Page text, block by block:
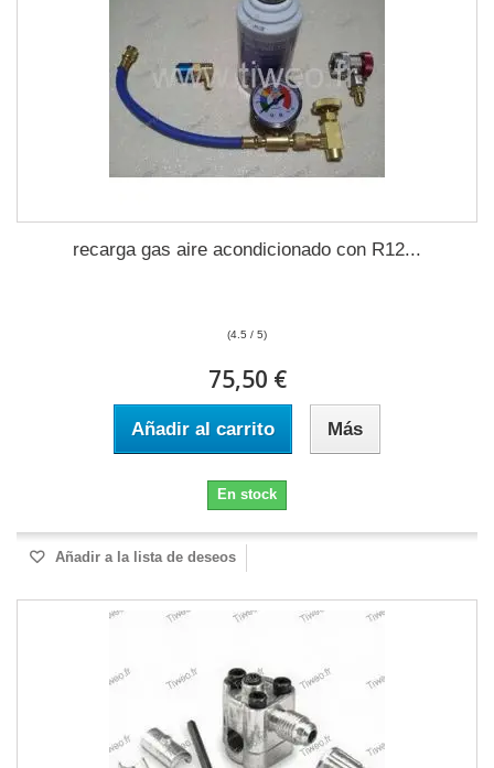
recarga gas aire acondicionado con R12...
(4.5 / 5)
75,50 €
Añadir al carrito Más
En stock
Añadir a la lista de deseos